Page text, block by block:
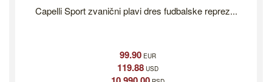
Capelli Sport zvanični plavi dres fudbalske reprez...
99.90EUR
119.88USD